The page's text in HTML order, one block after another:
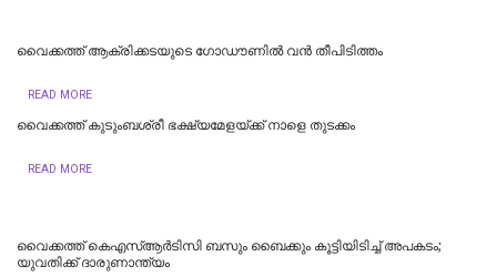
വൈക്കത്ത് ആക്രിക്കടയുടെ ഗോഡൗണിൽ വൻ തീപിടിത്തം
READ MORE
വൈക്കത്ത് കുടുംബശ്രീ ഭക്ഷ്യമേളയ്ക്ക് നാളെ തുടക്കം
READ MORE
വൈക്കത്ത് കെഎസ്ആർടിസി ബസും ബൈക്കും കൂട്ടിയിടിച്ച് അപകടം;
യുവതിക്ക് ദാരുണാന്ത്യം